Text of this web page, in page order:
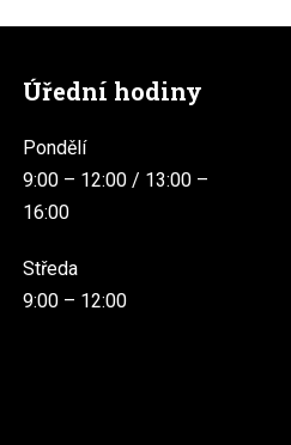
Úřední hodiny
Pondělí
9:00 – 12:00 / 13:00 –
16:00
Středa
9:00 – 12:00